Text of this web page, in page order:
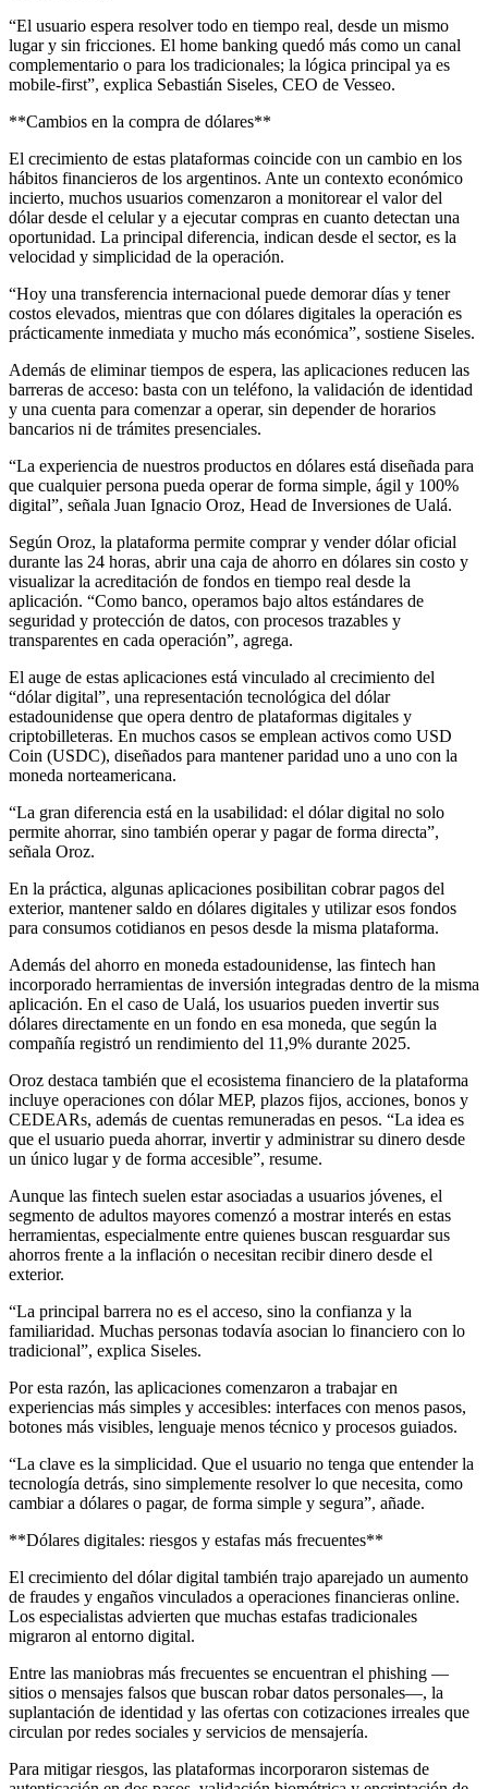
“El usuario espera resolver todo en tiempo real, desde un mismo
lugar y sin fricciones. El home banking quedó más como un canal
complementario o para los tradicionales; la lógica principal ya es
mobile-first”, explica Sebastián Siseles, CEO de Vesseo.
**Cambios en la compra de dólares**
El crecimiento de estas plataformas coincide con un cambio en los
hábitos financieros de los argentinos. Ante un contexto económico
incierto, muchos usuarios comenzaron a monitorear el valor del
dólar desde el celular y a ejecutar compras en cuanto detectan una
oportunidad. La principal diferencia, indican desde el sector, es la
velocidad y simplicidad de la operación.
“Hoy una transferencia internacional puede demorar días y tener
costos elevados, mientras que con dólares digitales la operación es
prácticamente inmediata y mucho más económica”, sostiene Siseles.
Además de eliminar tiempos de espera, las aplicaciones reducen las
barreras de acceso: basta con un teléfono, la validación de identidad
y una cuenta para comenzar a operar, sin depender de horarios
bancarios ni de trámites presenciales.
“La experiencia de nuestros productos en dólares está diseñada para
que cualquier persona pueda operar de forma simple, ágil y 100%
digital”, señala Juan Ignacio Oroz, Head de Inversiones de Ualá.
Según Oroz, la plataforma permite comprar y vender dólar oficial
durante las 24 horas, abrir una caja de ahorro en dólares sin costo y
visualizar la acreditación de fondos en tiempo real desde la
aplicación. “Como banco, operamos bajo altos estándares de
seguridad y protección de datos, con procesos trazables y
transparentes en cada operación”, agrega.
El auge de estas aplicaciones está vinculado al crecimiento del
“dólar digital”, una representación tecnológica del dólar
estadounidense que opera dentro de plataformas digitales y
criptobilleteras. En muchos casos se emplean activos como USD
Coin (USDC), diseñados para mantener paridad uno a uno con la
moneda norteamericana.
“La gran diferencia está en la usabilidad: el dólar digital no solo
permite ahorrar, sino también operar y pagar de forma directa”,
señala Oroz.
En la práctica, algunas aplicaciones posibilitan cobrar pagos del
exterior, mantener saldo en dólares digitales y utilizar esos fondos
para consumos cotidianos en pesos desde la misma plataforma.
Además del ahorro en moneda estadounidense, las fintech han
incorporado herramientas de inversión integradas dentro de la misma
aplicación. En el caso de Ualá, los usuarios pueden invertir sus
dólares directamente en un fondo en esa moneda, que según la
compañía registró un rendimiento del 11,9% durante 2025.
Oroz destaca también que el ecosistema financiero de la plataforma
incluye operaciones con dólar MEP, plazos fijos, acciones, bonos y
CEDEARs, además de cuentas remuneradas en pesos. “La idea es
que el usuario pueda ahorrar, invertir y administrar su dinero desde
un único lugar y de forma accesible”, resume.
Aunque las fintech suelen estar asociadas a usuarios jóvenes, el
segmento de adultos mayores comenzó a mostrar interés en estas
herramientas, especialmente entre quienes buscan resguardar sus
ahorros frente a la inflación o necesitan recibir dinero desde el
exterior.
“La principal barrera no es el acceso, sino la confianza y la
familiaridad. Muchas personas todavía asocian lo financiero con lo
tradicional”, explica Siseles.
Por esta razón, las aplicaciones comenzaron a trabajar en
experiencias más simples y accesibles: interfaces con menos pasos,
botones más visibles, lenguaje menos técnico y procesos guiados.
“La clave es la simplicidad. Que el usuario no tenga que entender la
tecnología detrás, sino simplemente resolver lo que necesita, como
cambiar a dólares o pagar, de forma simple y segura”, añade.
**Dólares digitales: riesgos y estafas más frecuentes**
El crecimiento del dólar digital también trajo aparejado un aumento
de fraudes y engaños vinculados a operaciones financieras online.
Los especialistas advierten que muchas estafas tradicionales
migraron al entorno digital.
Entre las maniobras más frecuentes se encuentran el phishing —
sitios o mensajes falsos que buscan robar datos personales—, la
suplantación de identidad y las ofertas con cotizaciones irreales que
circulan por redes sociales y servicios de mensajería.
Para mitigar riesgos, las plataformas incorporaron sistemas de